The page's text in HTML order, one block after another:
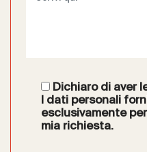
Dichiaro di aver
I dati personali
esclusivamente
mia richiesta.